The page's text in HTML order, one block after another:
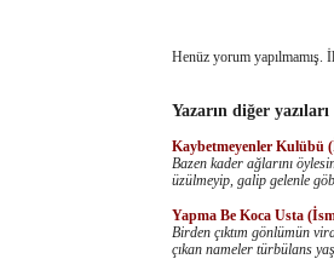
Henüz yorum
Yazarın diğer yazıları
Kaybetmeyenler Kulübü
Bazen kader ağlarını
üzülmeyip, galip gelenle
Yapma Be Koca Usta
Birden çıktım gönlümün
çıkan nameler türbülans